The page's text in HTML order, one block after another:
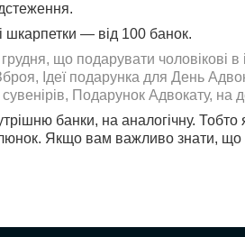
шкарпетки — від 100 банок.
що подарувати чоловікові
Ідеї подарунка для День
Подарунок Адвокату, на
банки, на аналогічну.
Якщо вам важливо знати, що